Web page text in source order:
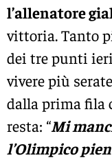
l’allenatore
vittoria. Tanto
dei tre punti ieri
vivere più
dalla prima fila
resta: “Mi
l’Olimpico